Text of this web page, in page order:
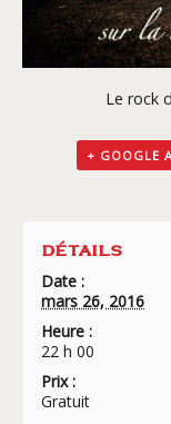
Le rock
+ GOOGLE
DÉTAILS
Date :
mars 26, 2016
Heure :
22 h 00
Prix :
Gratuit